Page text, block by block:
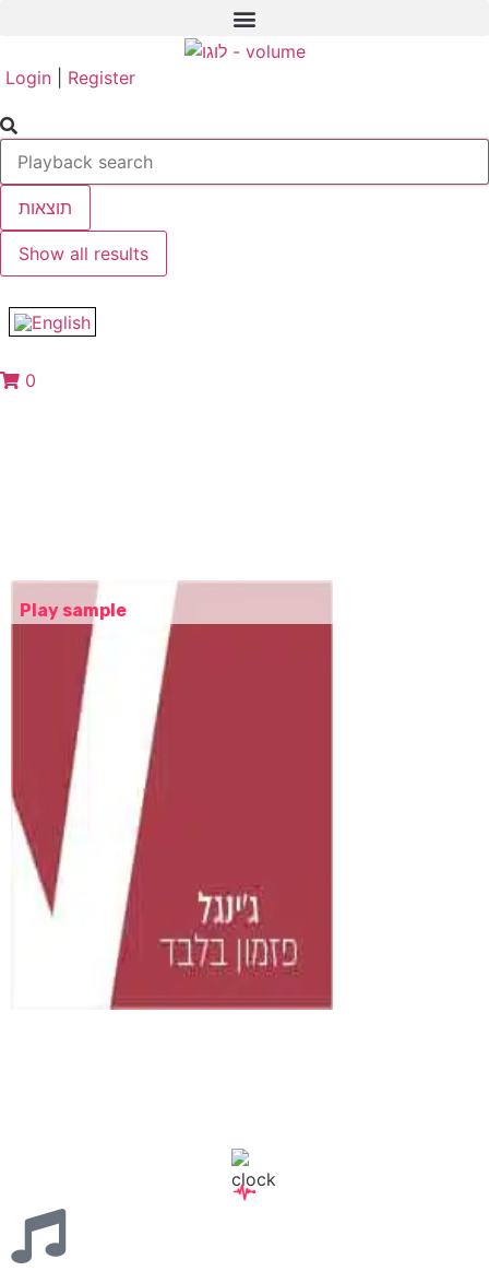
Login Register
תוצאות
Show all results
0
Play sample